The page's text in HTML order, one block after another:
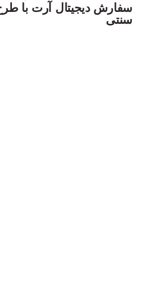
سفارش دیجیتال آرت با
سنتی